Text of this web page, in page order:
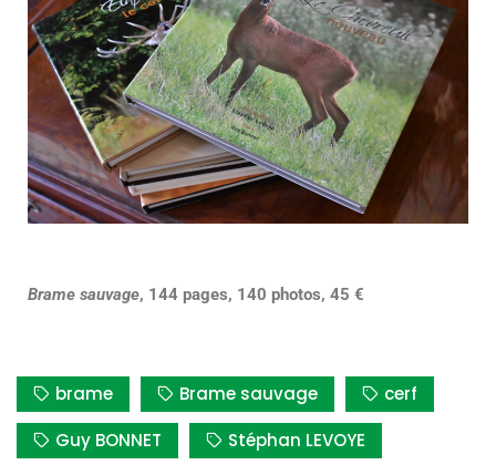
Brame sauvage, 144 pages, 140 photos, 45 €
brame Brame sauvage
cerf
Guy BONNET
Stéphan LEVOYE